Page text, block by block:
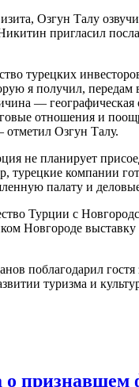
Озгун Талу
пригласил
турецких
я получил, передам
— географическая
отношения и
отметил Озгун Талу.
не планирует
компании
палату и
Турции с
Новгороде
поблагодарил
туризма и
о